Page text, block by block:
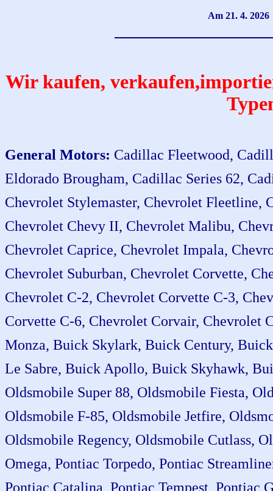
Am 21. 4.
Wir kaufen, verkaufen,
General Motors: Cadillac Fleetwood,
Eldorado Brougham, Cadillac Series 62,
Chevrolet Stylemaster, Chevrolet Fleetline,
Chevrolet Chevy II, Chevrolet Malibu,
Chevrolet Caprice, Chevrolet Impala,
Chevrolet Suburban, Chevrolet Corvette,
Chevrolet C-2, Chevrolet Corvette C-3,
Corvette C-6, Chevrolet Corvair, Chevrolet
Monza, Buick Skylark, Buick Century,
Le Sabre, Buick Apollo, Buick Skyhawk,
Oldsmobile Super 88, Oldsmobile Fiesta,
Oldsmobile F-85, Oldsmobile Jetfire,
Oldsmobile Regency, Oldsmobile Cutlass,
Omega, Pontiac Torpedo, Pontiac
Pontiac Catalina, Pontiac Tempest, Pontiac